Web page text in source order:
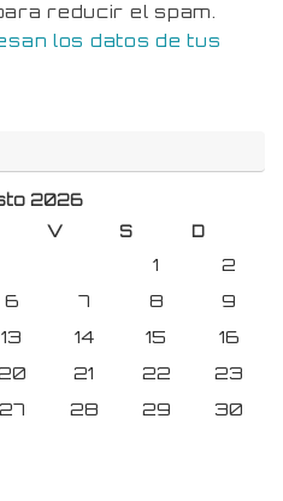
reducir el spam.
los datos de tus
2026
V S D
1
2
6 7 8
9
13 14 15
16
21 22
23
27 28 29
30